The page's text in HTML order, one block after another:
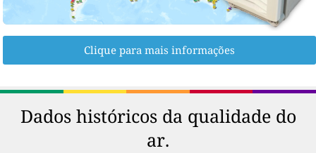
Clique para mais informações
Dados históricos da qualidade do
ar.